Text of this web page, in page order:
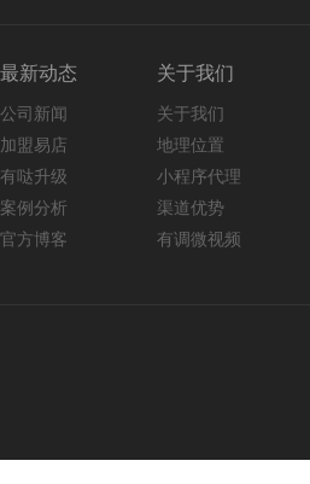
最新动态
公司新闻
加盟易店
有哒升级
案例分析
官方博客
关于我们
关于我们
地理位置
小程序代理
渠道优势
有调微视频